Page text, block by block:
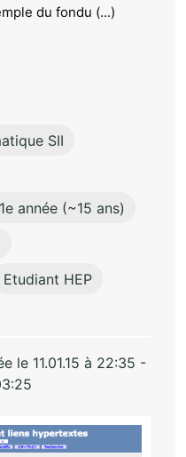
du fondu (...)
SII
année (~15 ans)
Etudiant HEP
le 11.01.15 à 22:35 -